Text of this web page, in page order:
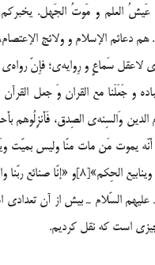
لم يُسبَقوا»[4]و «هم عَيشُ العلم و
دعائم الإسلام و ولائج
وَالسِنه‌ي الصِدق، فَأَنزِلُوهم
والناس بعدُ صنائع لنا»[9].